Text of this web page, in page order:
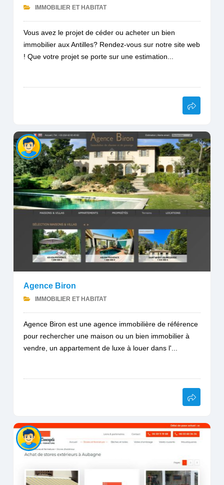
IMMOBILIER ET HABITAT
Vous avez le projet de céder ou acheter un bien
immobilier aux Antilles? Rendez-vous sur notre site web
! Que votre projet se porte sur une estimation...
Agence Biron
IMMOBILIER ET HABITAT
Agence Biron est une agence immobilière de référence
pour rechercher une maison ou un bien immobilier à
vendre, un appartement de luxe à louer dans l'...